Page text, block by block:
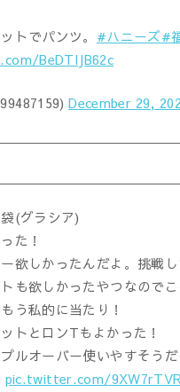
トでパンツ。 #ハニーズ#
BeDTlJB62c
December 29,
(グラシア)
た！
欲しかったんだよ。挑戦
も欲しかったやつなので
う私的に当たり！
トとロンTもよかった！
ルオーバー使いやすそう
pic.twitter.com/